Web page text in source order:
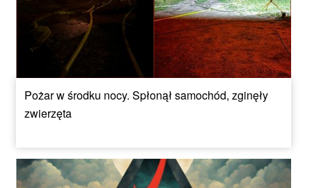
Pożar w środku nocy. Spłonął samochód, zginęły
zwierzęta